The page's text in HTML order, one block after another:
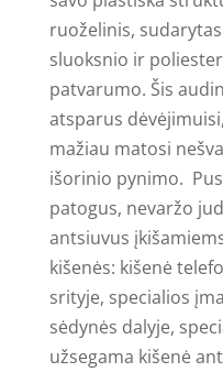
ruoželinis,
sluoksnio ir
patvarumo. Šis
atsparus
mažiau matosi
išorinio pynimo.
patogus, nevaržo
antsiuvus
kišenės: kišenė
srityje, specialios
sėdynės dalyje,
užsegama kišenė